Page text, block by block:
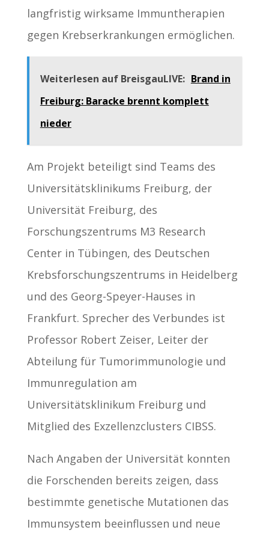
langfristig wirksame Immuntherapien
gegen Krebserkrankungen ermöglichen.
Weiterlesen auf BreisgauLIVE: Brand in
Freiburg: Baracke brennt komplett
nieder
Am Projekt beteiligt sind Teams des
Universitätsklinikums Freiburg, der
Universität Freiburg, des
Forschungszentrums M3 Research
Center in Tübingen, des Deutschen
Krebsforschungszentrums in Heidelberg
und des Georg-Speyer-Hauses in
Frankfurt. Sprecher des Verbundes ist
Professor Robert Zeiser, Leiter der
Abteilung für Tumorimmunologie und
Immunregulation am
Universitätsklinikum Freiburg und
Mitglied des Exzellenzclusters CIBSS.
Nach Angaben der Universität konnten
die Forschenden bereits zeigen, dass
bestimmte genetische Mutationen das
Immunsystem beeinflussen und neue